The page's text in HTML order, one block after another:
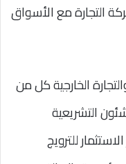
التجارة مع الأسواق
الخارجية كل من
التشريعية
للترويج